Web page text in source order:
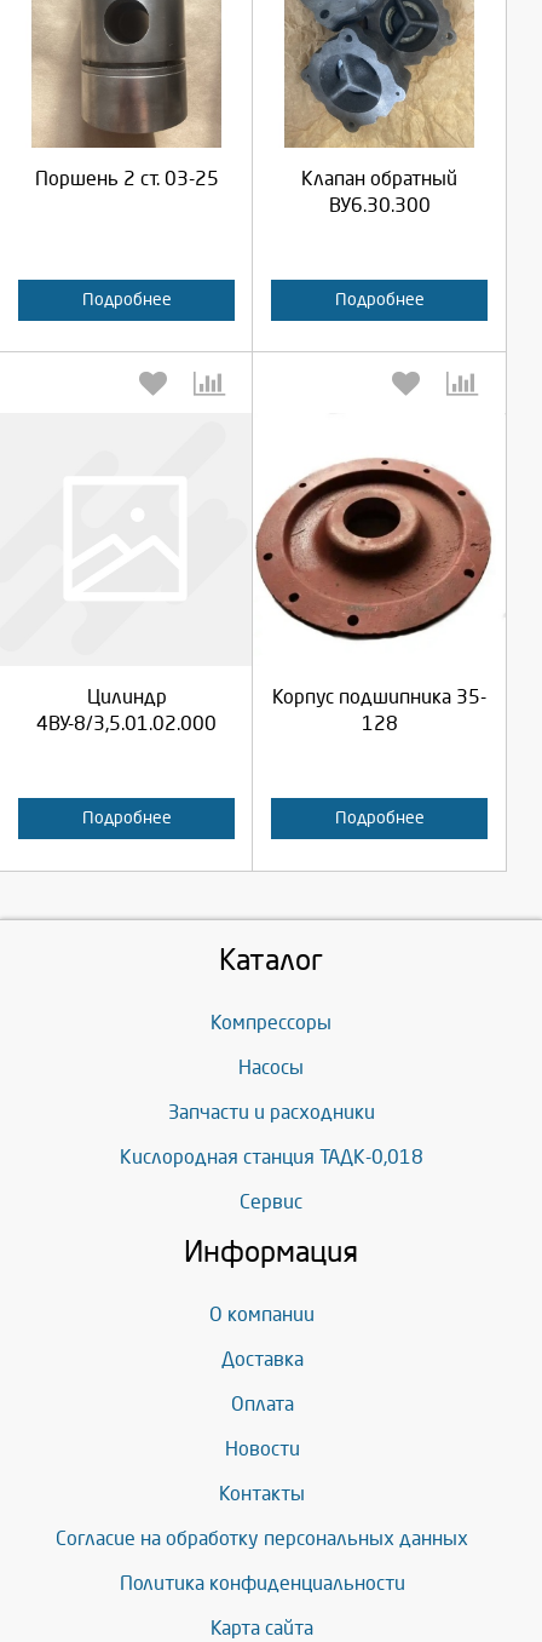
Поршень 2 ст. 03-25
Подробнее
Выберите количество:
Продолжить
Клапан обратный
ВУ6.30.300
Подробнее
Выберите количество:
Продолжить
Отмена
Цилиндр
4ВУ-8/3,5.01.02.000
Подробнее
Отмена
Корпус подшипника 35-
128
Подробнее
Выберите количество:
Отмена
Каталог
Компрессоры
Насосы
Запчасти и расходники
Кислородная станция ТАДК-0,018
Сервис
Информация
О компании
Доставка
Оплата
Новости
Контакты
Согласие на обработку персональных данных
Политика конфиденциальности
Карта сайта